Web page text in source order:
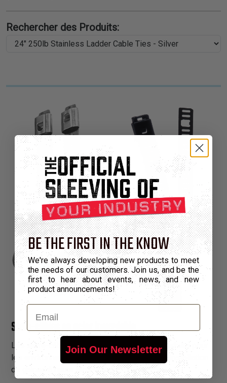
Rechercher des Produits:
Serre-câbles en acier inoxydable
Les serre-câbles en acier inoxydable sont parfaits pour
les environnements difficiles et notamment l'installation
de gaines à haute température.
BE THE FIRST IN THE KNOW
We're always developing new products to meet
the needs of our customers. Join us, and be the
first to hear about events, news, and new
product announcements!
Email
Join Our Newsletter